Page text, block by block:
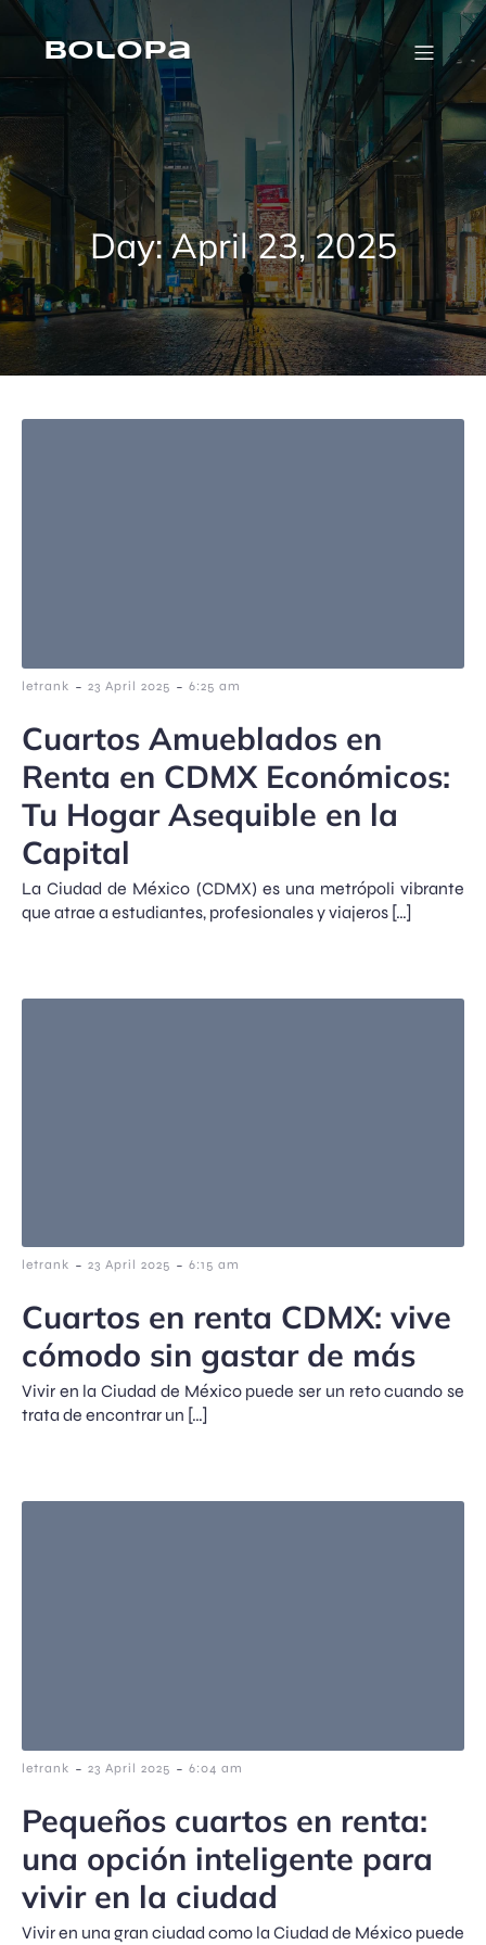
Skip
contentBolopa
Day:April 23, 2025
letrank - 23 April 2025 - 6:25 am
Cuartos Amueblados en
Renta en CDMX Económicos:
Tu Hogar Asequible en la
Capital
La Ciudad de México (CDMX) es una metrópoli vibrante
que atrae a estudiantes, profesionales y viajeros […]
letrank - 23 April 2025 - 6:15 am
Cuartos en renta CDMX: vive
cómodo sin gastar de más
Vivir en la Ciudad de México puede ser un reto cuando se
trata de encontrar un […]
letrank - 23 April 2025 - 6:04 am
Pequeños cuartos en renta:
una opción inteligente para
vivir en la ciudad
Vivir en una gran ciudad como la Ciudad de México puede